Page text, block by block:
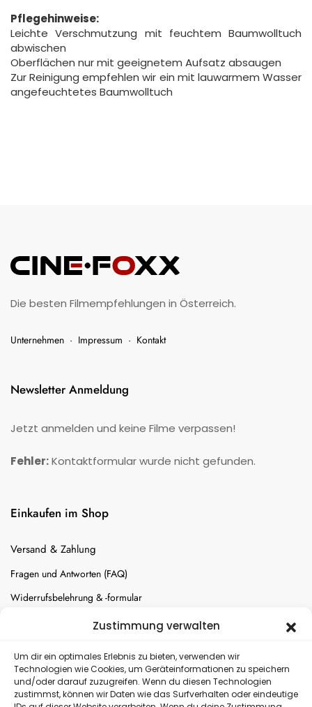
Zustimmung verwalten
Um dir ein optimales Erlebnis zu bieten, verwenden wir
Technologien wie Cookies, um Geräteinformationen zu speichern
und/oder darauf zuzugreifen. Wenn du diesen Technologien
zustimmst, können wir Daten wie das Surfverhalten oder eindeutige
Pflegehinweise:
Leichte Verschmutzung mit feuchtem Baumwolltuch
abwischen
Oberflächen nur mit geeignetem Aufsatz absaugen
Zur Reinigung empfehlen wir ein mit lauwarmem Wasser
angefeuchtetes Baumwolltuch
Die besten Filmempfehlungen in Österreich.
Unternehmen · Impressum · Kontakt
Newsletter Anmeldung
Jetzt anmelden und keine Filme verpassen!
Fehler:Kontaktformular wurde nicht gefunden.
Einkaufen im Shop
Versand & Zahlung
Fragen und Antworten (FAQ)
Widerrufsbelehrung & -formular
Batterien-Entsorgung
Versand